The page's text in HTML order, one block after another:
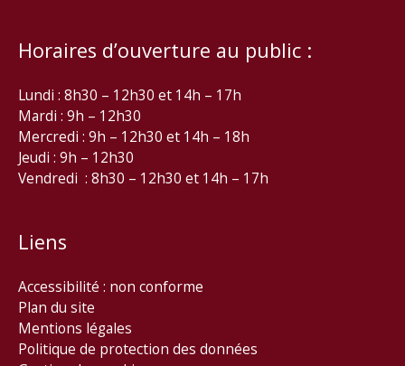
Horaires d’ouverture au public :
Lundi : 8h30 – 12h30 et 14h – 17h
Mardi : 9h – 12h30
Mercredi : 9h – 12h30 et 14h – 18h
Jeudi : 9h – 12h30
Vendredi : 8h30 – 12h30 et 14h – 17h
Liens
Accessibilité : non conforme
Plan du site
Mentions légales
Politique de protection des données